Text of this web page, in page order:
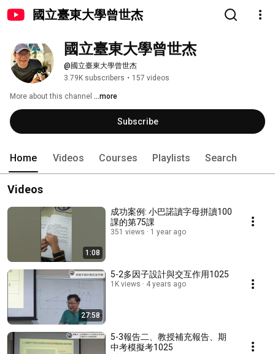
國立臺東大學曾世杰
國立臺東大學曾世杰
@國立臺東大學曾世杰
3.79K subscribers • 157 videos
More about this channel ...more
Subscribe
Home Videos Courses Playlists Search
Videos
1:08
成功案例: 小巴諾讀字母拼讀100
課的第75課
351 views 1 year ago
27:58
5-2多因子設計與交互作用1025
1K views 4 years ago
5-3報告二、教授補充報告、期
中考模擬考1025